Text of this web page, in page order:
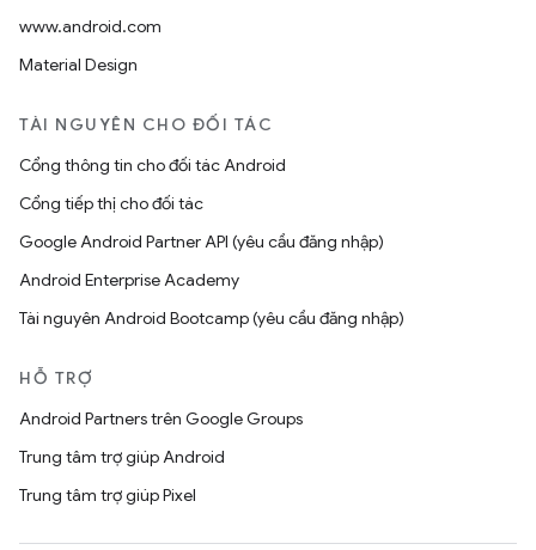
www.android.com
Material Design
TÀI NGUYÊN CHO ĐỐI TÁC
Cổng thông tin cho đối tác Android
Cổng tiếp thị cho đối tác
Google Android Partner API (yêu cầu đăng nhập)
Android Enterprise Academy
Tài nguyên Android Bootcamp (yêu cầu đăng nhập)
HỖ TRỢ
Android Partners trên Google Groups
Trung tâm trợ giúp Android
Trung tâm trợ giúp Pixel